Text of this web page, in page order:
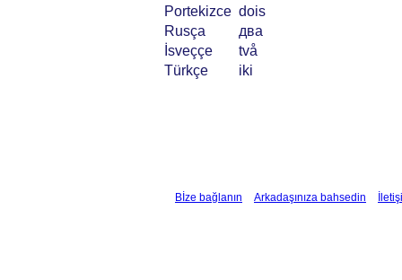
Portekizce dois
Rusça
два
İsveççe
två
Türkçe
iki
Bİze bağlanın Arkadaşınıza bahsedin